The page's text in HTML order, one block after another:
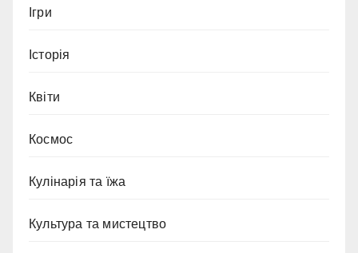
Ігри
Історія
Квіти
Космос
Кулінарія та їжа
Культура та мистецтво